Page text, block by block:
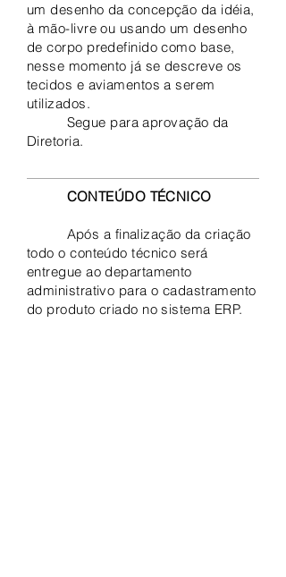
um desenho da concepção da idéia,
à mão-livre ou usando um desenho
de corpo predefinido como base,
nesse momento já se descreve os
tecidos e aviamentos a serem
utilizados.
Segue para aprovação da
Diretoria.
CONTEÚDO TÉCNICO
Após a finalização da criação
todo o conteúdo técnico será
entregue ao departamento
administrativo para o cadastramento
do produto criado no sistema ERP.